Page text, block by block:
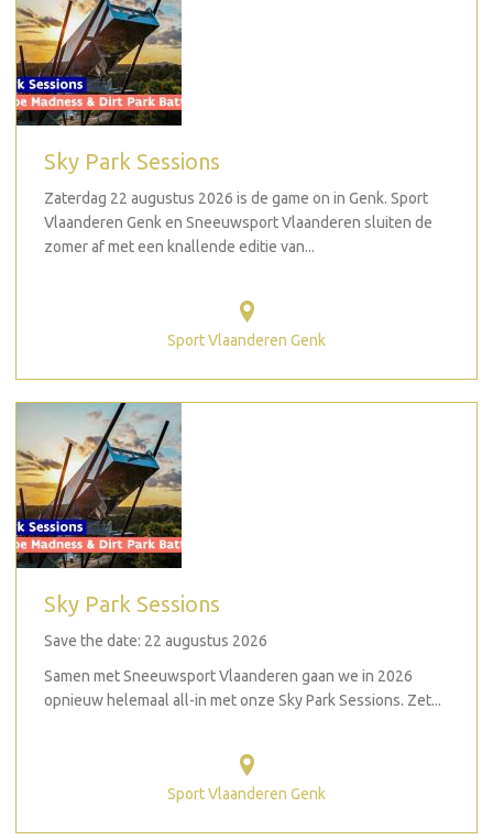
Sky Park Sessions
Zaterdag 22 augustus 2026 is de game on in Genk. Sport
Vlaanderen Genk en Sneeuwsport Vlaanderen sluiten de
zomer af met een knallende editie van...
Sport Vlaanderen Genk
Sky Park Sessions
Save the date: 22 augustus 2026
Samen met Sneeuwsport Vlaanderen gaan we in 2026
opnieuw helemaal all-in met onze Sky Park Sessions. Zet...
Sport Vlaanderen Genk